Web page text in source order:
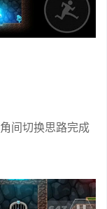
间切换思路完成